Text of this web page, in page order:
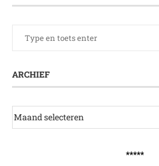
ARCHIEF
*****